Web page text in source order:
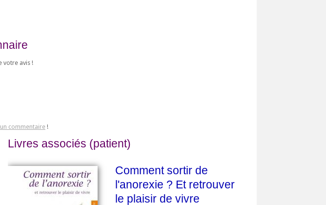
votre avis !
commentaire !
Livres associés (patient)
Comment sortir de
l'anorexie ? Et retrouver
le plaisir de vivre